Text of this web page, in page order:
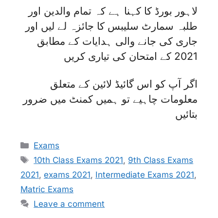
لاہور بورڈ کا کہنا ہے کہ تمام والدین اور
طلبہ سمارٹ سلیبس کا جائزہ لے لیں اور
جاری کی جانے والی ہدایات کے مطابق
2021 کے امتحان کی تیاری کریں
اگر آپ کو اس گائیڈ لائین کے متعلق
معلومات چاہیے تو ہمیں کمنٹ میں ضرور
بتائیں
Categories
Exams
Tags
10th Class Exams 2021, 9th Class Exams
2021, exams 2021, Intermediate Exams 2021,
Matric Exams
Leave a comment